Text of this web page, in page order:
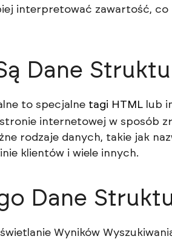
interpretować zawartość, co
Dane
to specjalne tagi HTML lub
internetowej w sposób
rodzaje danych, takie jak
klientów i wiele innych.
Dane
Wyników